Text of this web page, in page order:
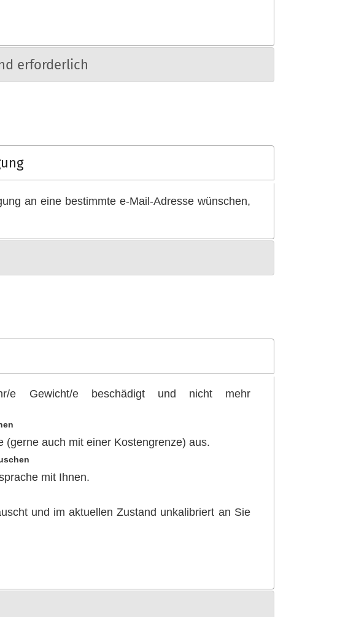
erforderlich
an eine bestimmte e-Mail-Adresse wünschen,
Gewicht/e beschädigt und nicht mehr
auch mit einer Kostengrenze) aus.
mit Ihnen.
und im aktuellen Zustand unkalibriert an Sie